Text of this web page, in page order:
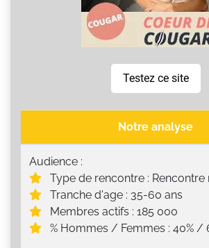
Testez ce site
Notre analyse
Audience :
Type de rencontre :
Tranche d'age : 35-60 ans
Membres actifs : 185 000
% Hommes / Femmes : 40% /